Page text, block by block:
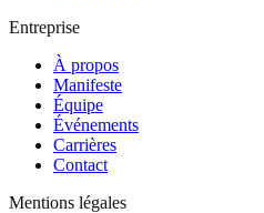
Entreprise
À propos
Manifeste
Équipe
Événements
Carrières
Contact
Mentions légales